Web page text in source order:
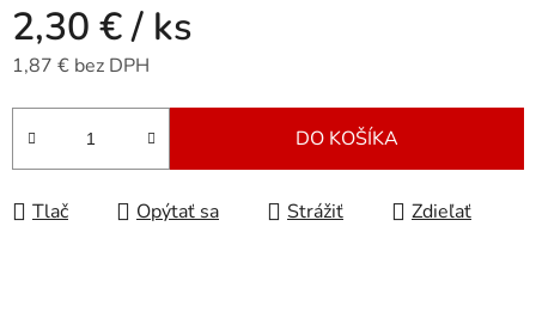
2,30 €/ ks
1,87 € bez DPH
Jednotková cena:
DO KOŠÍKA
Tlač Opýtať sa Strážiť Zdieľať